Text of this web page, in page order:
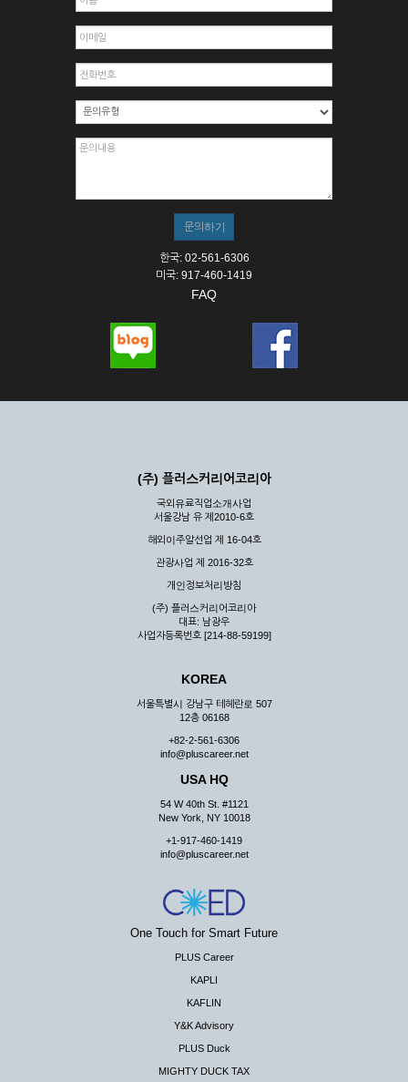
한국: 02-561-6306
미국: 917-460-1419
FAQ
(주) 플러스커리어코리아
국외유료직업소개사업
서울강남 유 제2010-6호
해외이주알선업 제 16-04호
관광사업 제 2016-32호
개인정보처리방침
(주) 플러스커리어코리아
대표: 남광우
사업자등록번호 [214-88-59199]
KOREA
서울특별시 강남구 테헤란로 507
12층 06168
+82-2-561-6306
info@pluscareer.net
USA HQ
54 W 40th St. #1121
New York, NY 10018
+1-917-460-1419
info@pluscareer.net
One Touch for Smart Future
PLUS Career
KAPLI
KAFLIN
Y&K Advisory
PLUS Duck
MIGHTY DUCK TAX